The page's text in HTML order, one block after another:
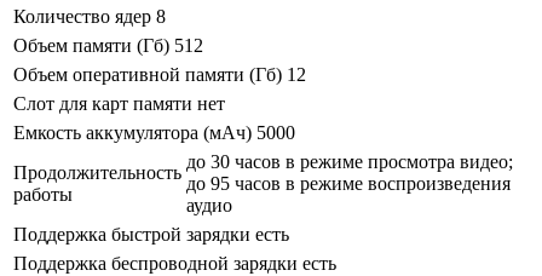
Количество ядер 8
Объем памяти (Гб) 512
Объем оперативной памяти (Гб) 12
Слот для карт памяти нет
Емкость аккумулятора (мАч) 5000
Продолжительность
работы
до 30 часов в режиме просмотра видео;
до 95 часов в режиме воспроизведения
аудио
Поддержка быстрой зарядки есть
Поддержка беспроводной зарядки есть